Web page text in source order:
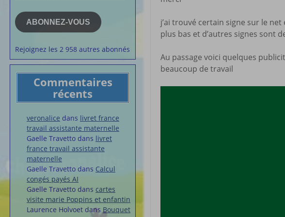
Membres du site
Articles chez
mail
ABONNEZ-VOUS
Rejoignez les 2 958 autres abonnés
Commentaires
récents
veronalice dans livret france
travail assistante maternelle
Gaelle Travetto dans livret
france travail assistante
maternelle
Gaelle Travetto dans Calcul
congés payés AI
Gaelle Travetto dans cartes
visite marie Poppins et enfantin
Laurence Holvoet dans Bouquet
j’ai trouvé certain signe sur le
plus bas et d’autres signes sont
Au passage voici quelques
beaucoup de travail